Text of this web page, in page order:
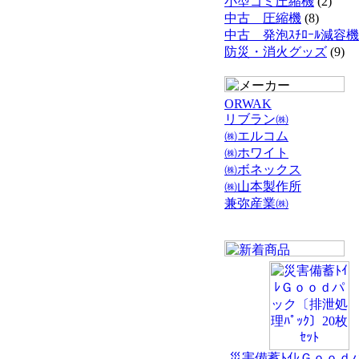
中古 圧縮機 (8)
中古 発泡ｽﾁﾛｰﾙ減容機
防災・消火グッズ (9)
ORWAK
リブラン㈱
㈱エルコム
㈱ホワイト
㈱ボネックス
㈱山本製作所
兼弥産業㈱